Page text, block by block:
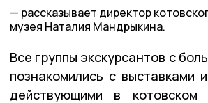
рассказывает директор
музея Наталия Мандрыкина.
Все группы экскурсантов с
познакомились с выставками
действующими в котовском